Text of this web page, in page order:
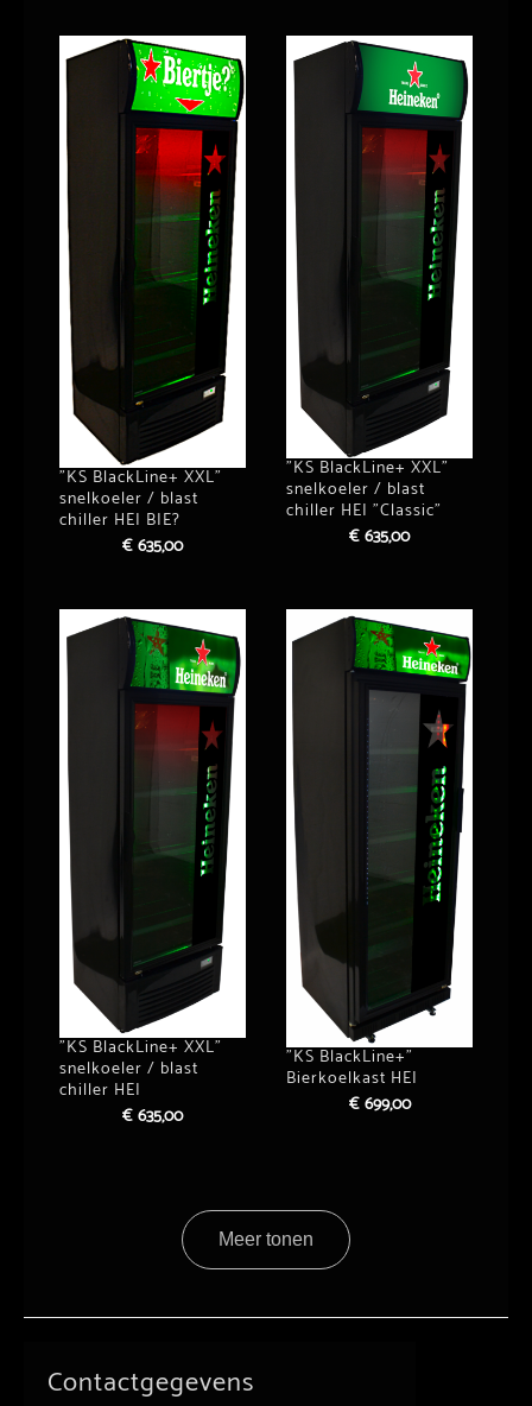
”KS BlackLine+ XXL”
snelkoeler / blast
chiller HEI BIE?
€635,00
”KS BlackLine+ XXL”
snelkoeler / blast
chiller HEI ”Classic”
€635,00
”KS BlackLine+ XXL”
snelkoeler / blast
chiller HEI
€635,00
”KS BlackLine+”
Bierkoelkast HEI
€699,00
Meer tonen
Contactgegevens